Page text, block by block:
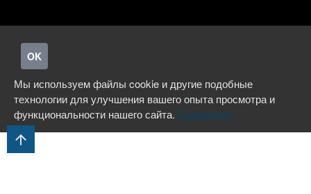
OK
Мы используем файлы cookie и другие подобные
технологии для улучшения вашего опыта просмотра и
функциональности нашего сайта. Подробнее.